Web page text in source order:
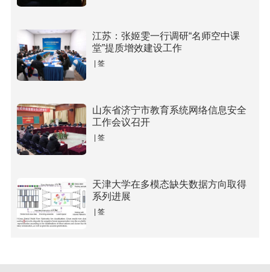
江苏：张姬雯一行调研“名师空中课
堂”提质增效建设工作
| 签
山东省济宁市教育系统网络信息安全
工作会议召开
| 签
天津大学在多模态缺失数据方向取得
系列进展
| 签